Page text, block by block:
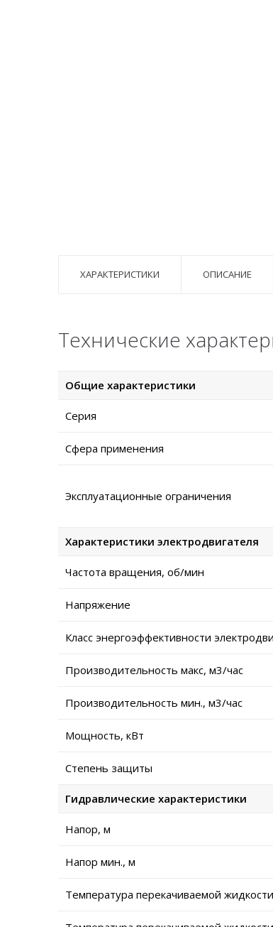
ХАРАКТЕРИСТИКИ ОПИСАНИЕ
Технические
Общие характеристики
Серия
Сфера применения
Эксплуатационные ограничения
Характеристики электродвигателя
Частота вращения, об/мин
Напряжение
Класс энергоэффективности
Производительность макс, м3/час
Производительность мин., м3/час
Мощность, кВт
Степень защиты
Гидравлические характеристики
Напор, м
Напор мин., м
Температура перекачиваемой